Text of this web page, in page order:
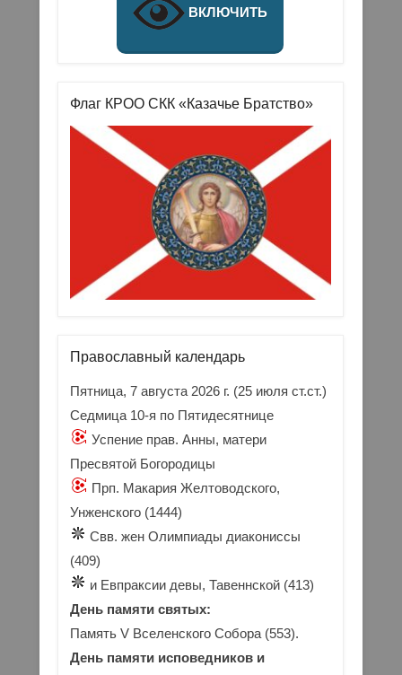
ВКЛЮЧИТЬ
Флаг КРОО СКК «Казачье Братство»
Православный календарь
Пятница, 7 августа 2026 г. (25 июля ст.ст.)
Седмица 10-я по Пятидесятнице
Успение прав. Анны, матери
Пресвятой Богородицы
Прп. Макария Желтоводского,
Унженского (1444)
Свв. жен Олимпиады диакониссы
(409)
и Евпраксии девы, Тавеннской (413)
День памяти святых:
Память V Вселенского Собора (553).
День памяти исповедников и